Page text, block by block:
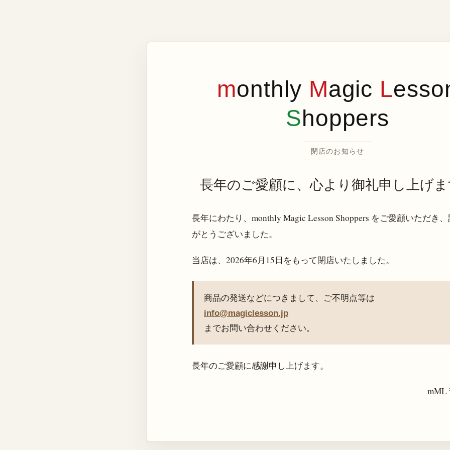
monthly Magic L
Shoppers
閉店のお知らせ
長年のご愛顧に、心より御礼申し上げ
長年にわたり、monthly Magic Lesson Shoppers をご愛顧いただき
がとうございました。
当店は、 2026年6月15日 をもって閉店いたしました。
商品の発送などにつきまして、ご不明点等は
info@magiclesson.jp
までお問い合わせください。
長年のご愛顧に感謝申し上げます。
mML